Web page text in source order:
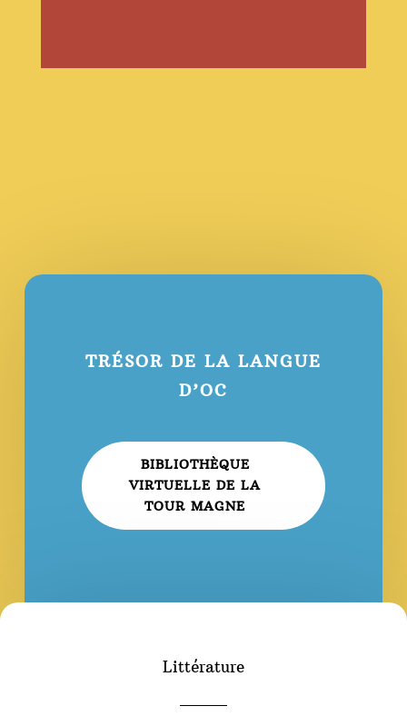
TRÉSOR DE LA LANGUE
D’OC
BIBLIOTHÈQUE
VIRTUELLE DE LA
TOUR MAGNE
Littérature